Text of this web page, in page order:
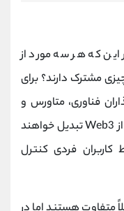
بر این که هر سه مورد از
مشترک دارند؟ برای
فناوری، متاورس و
رمزارز در هم تنیده شده‌اند و به بخشی از Web3 تبدیل خواهند
کاربران فردی کنترل